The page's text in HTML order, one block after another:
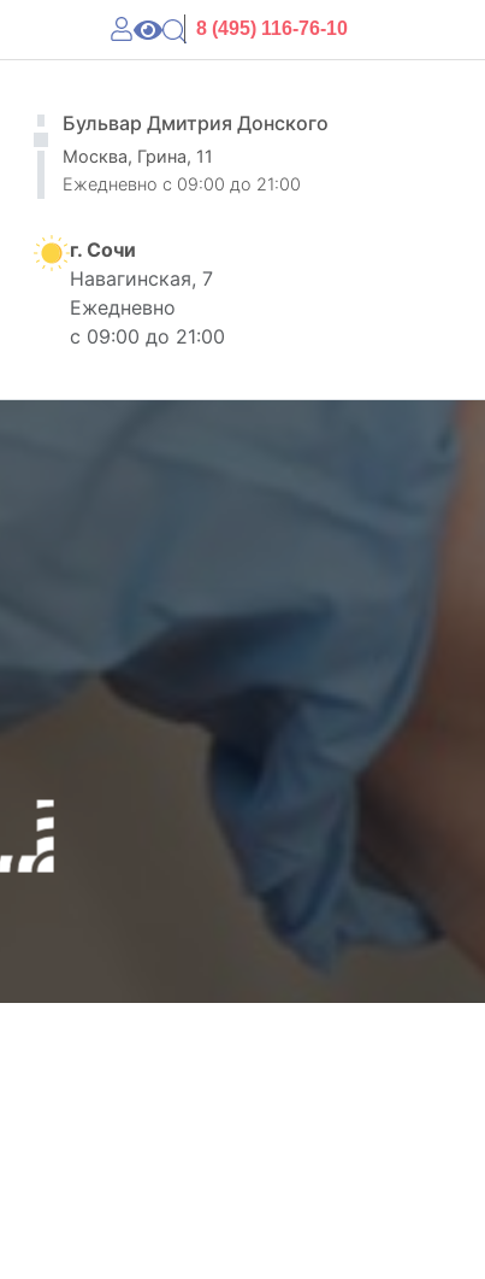
8 (495) 116-76-10
Бульвар Дмитрия Донского
Москва, Грина, 11
Ежедневно c 09:00 до 21:00
г. Сочи
Навагинская, 7
Ежедневно
с 09:00 до 21:00